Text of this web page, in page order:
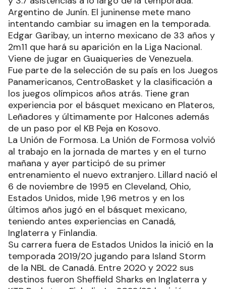
Argentino de Junín. El juninense mete mano
intentando cambiar su imagen en la temporada.
Edgar Garibay, un interno mexicano de 33 años y
2m11 que hará su aparición en la Liga Nacional.
Viene de jugar en Guaiqueries de Venezuela.
Fue parte de la selección de su país en los Juegos
Panamericanos, CentroBasket y la clasificación a
los juegos olímpicos años atrás. Tiene gran
experiencia por el básquet mexicano en Plateros,
Leñadores y últimamente por Halcones además
de un paso por el KB Peja en Kosovo.
La Unión de Formosa. La Unión de Formosa volvió
al trabajo en la jornada de martes y en el turno
mañana y ayer participó de su primer
entrenamiento el nuevo extranjero. Lillard nació el
6 de noviembre de 1995 en Cleveland, Ohio,
Estados Unidos, mide 1,96 metros y en los
últimos años jugó en el básquet mexicano,
teniendo antes experiencias en Canadá,
Inglaterra y Finlandia.
Su carrera fuera de Estados Unidos la inició en la
temporada 2019/20 jugando para Island Storm
de la NBL de Canadá. Entre 2020 y 2022 sus
destinos fueron Sheffield Sharks en Inglaterra y